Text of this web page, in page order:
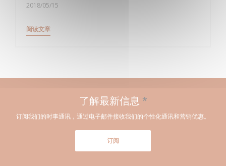
2018/05/15
阅读文章((在新窗口中打开))
了解最新信息 *
订阅我们的时事通讯，通过电子邮件接收我们的个性化通讯和营销优惠。
订阅